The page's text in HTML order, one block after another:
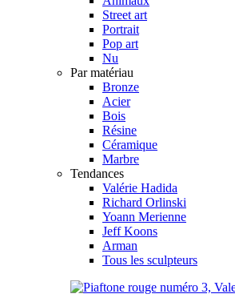
Street art
Portrait
Pop art
Nu
Par matériau
Bronze
Acier
Bois
Résine
Céramique
Marbre
Tendances
Valérie Hadida
Richard Orlinski
Yoann Merienne
Jeff Koons
Arman
Tous les sculpteurs